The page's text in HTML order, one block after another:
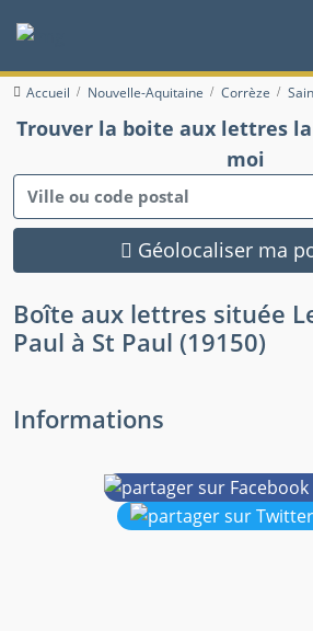
Accueil Nouvelle-Aquitaine Corrèze
Trouver la boite aux lettres
moi
Géolocaliser ma
Boîte aux lettres située
Paul à St Paul (19150)
Informations